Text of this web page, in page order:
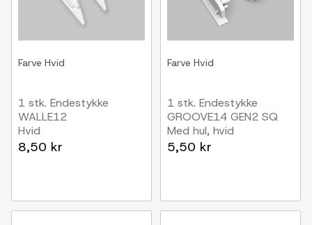
Farve Hvid
1 stk. Endestykke
WALLE12
Hvid
8,50 kr
Farve Hvid
1 stk. Endestykke
GROOVE14 GEN2 SQ
Med hul, hvid
5,50 kr